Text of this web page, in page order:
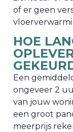
of er geen
HOE
Een
ongeveer 2
van jouw
een groot
meerprijs